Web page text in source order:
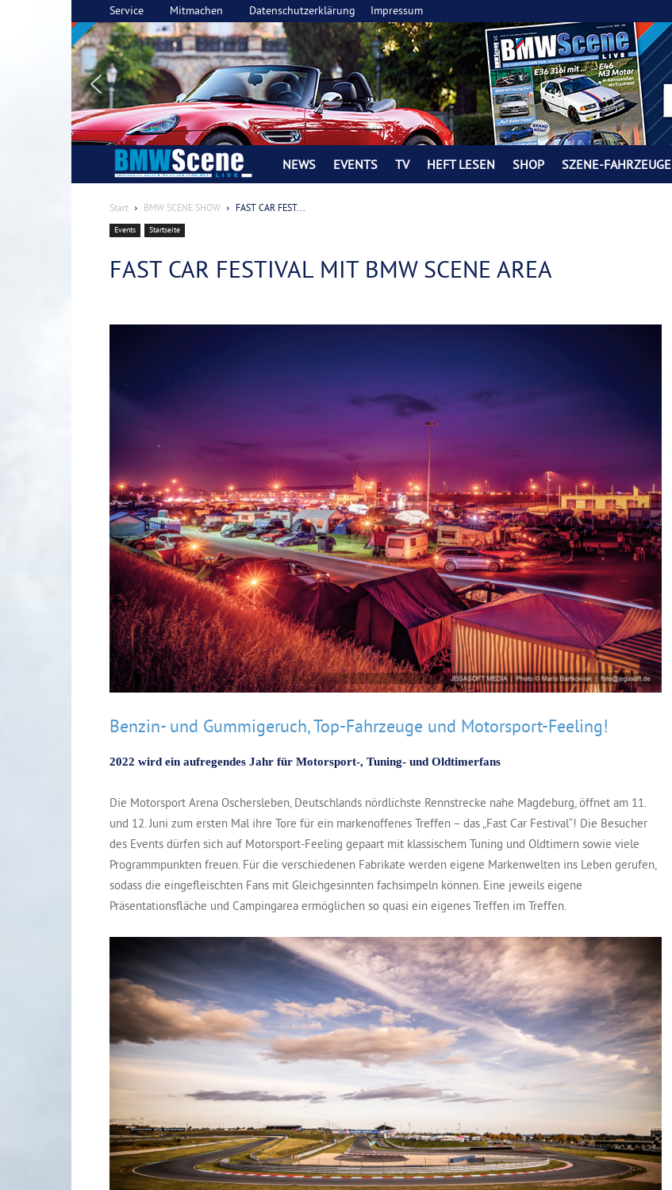
Service Mitmachen Datenschutzerklärung Impressum
BMW
SCENE
Magazin
NEWS EVENTS TV HEFT LESEN SHOP SZENE-FAHRZEUGE
Start BMW SCENE SHOW FAST CAR FEST...
Events Startseite
FAST CAR FESTIVAL MIT BMW SCENE AREA
Benzin- und Gummigeruch, Top-Fahrzeuge und Motorsport-Feeling!
2022 wird ein aufregendes Jahr für Motorsport-, Tuning- und Oldtimerfans
Die Motorsport Arena Oschersleben, Deutschlands nördlichste Rennstrecke nahe Magdeburg, öffnet am 11.
und 12. Juni zum ersten Mal ihre Tore für ein markenoffenes Treffen – das „Fast Car Festival“! Die Besucher
des Events dürfen sich auf Motorsport-Feeling gepaart mit klassischem Tuning und Oldtimern sowie viele
Programmpunkten freuen. Für die verschiedenen Fabrikate werden eigene Markenwelten ins Leben gerufen,
sodass die eingefleischten Fans mit Gleichgesinnten fachsimpeln können. Eine jeweils eigene
Präsentationsfläche und Campingarea ermöglichen so quasi ein eigenes Treffen im Treffen.